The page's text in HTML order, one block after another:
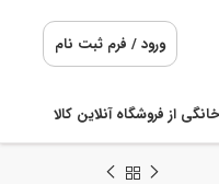
ورود / فرم ثبت نام
از فروشگاه آنلاین کالا